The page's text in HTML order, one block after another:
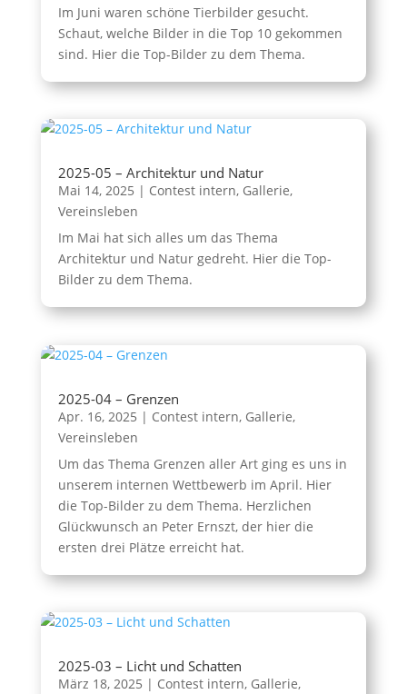
Im Juni waren schöne Tierbilder gesucht.
Schaut, welche Bilder in die Top 10 gekommen
sind. Hier die Top-Bilder zu dem Thema.
2025-05 – Architektur und Natur
Mai 14, 2025 | Contest intern, Gallerie,
Vereinsleben
Im Mai hat sich alles um das Thema
Architektur und Natur gedreht. Hier die Top-
Bilder zu dem Thema.
2025-04 – Grenzen
Apr. 16, 2025 | Contest intern, Gallerie,
Vereinsleben
Um das Thema Grenzen aller Art ging es uns in
unserem internen Wettbewerb im April. Hier
die Top-Bilder zu dem Thema. Herzlichen
Glückwunsch an Peter Ernszt, der hier die
ersten drei Plätze erreicht hat.
2025-03 – Licht und Schatten
März 18, 2025 | Contest intern, Gallerie,